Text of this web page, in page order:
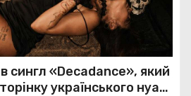
сингл «Decadance», який
українського нуар-